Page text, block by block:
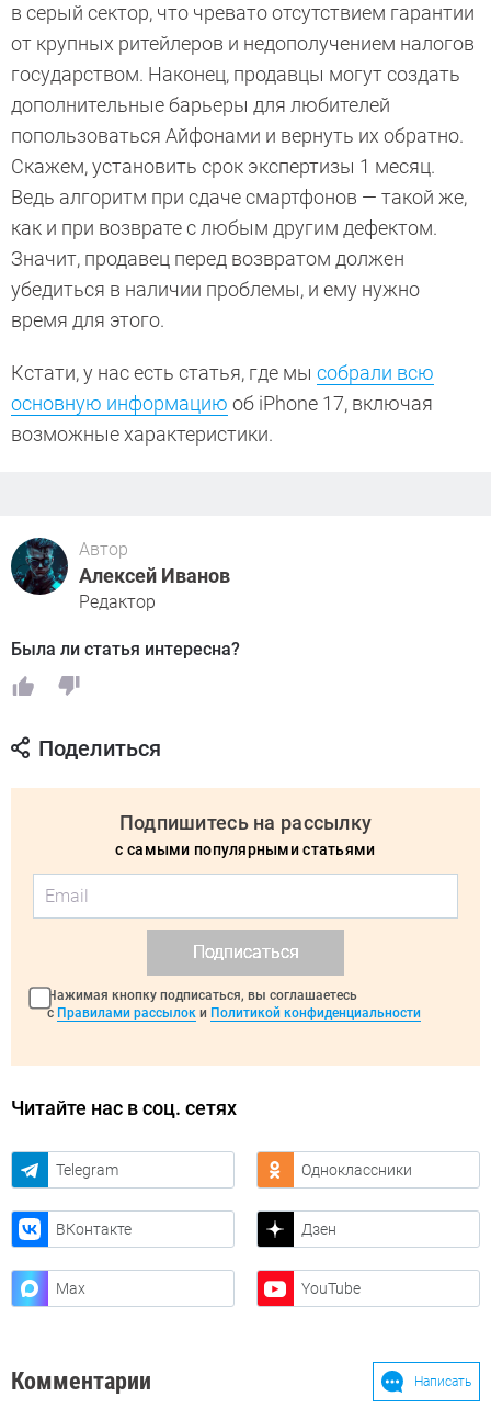
в серый сектор, что чревато отсутствием гарантии
от крупных ритейлеров и недополучением налогов
государством. Наконец, продавцы могут создать
дополнительные барьеры для любителей
попользоваться Айфонами и вернуть их обратно.
Скажем, установить срок экспертизы 1 месяц.
Ведь алгоритм при сдаче смартфонов — такой же,
как и при возврате с любым другим дефектом.
Значит, продавец перед возвратом должен
убедиться в наличии проблемы, и ему нужно
время для этого.
Кстати, у нас есть статья, где мы собрали всю
основную информацию об iPhone 17, включая
возможные характеристики.
Автор
Алексей Иванов
Редактор
Была ли статья интересна?
Поделиться
Подпишитесь на рассылку
с самыми популярными статьями
Подписаться
Нажимая кнопку подписаться, вы соглашаетесь
с Правилами рассылок и Политикой конфиденциальности
Читайте нас в соц. сетях
Telegram Одноклассники
ВКонтакте Дзен
Max YouTube
Комментарии Написать